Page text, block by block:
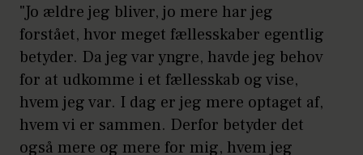
"Jo ældre jeg bliver, jo mere har jeg
forstået, hvor meget fællesskaber egentlig
betyder. Da jeg var yngre, havde jeg behov
for at udkomme i et fællesskab og vise,
hvem jeg var. I dag er jeg mere optaget af,
hvem vi er sammen. Derfor betyder det
også mere og mere for mig, hvem jeg